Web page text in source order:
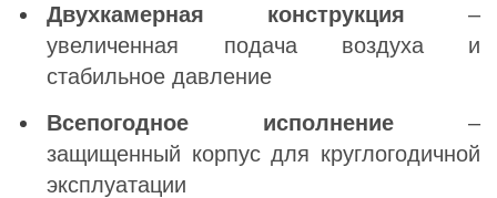
Двухкамерная конструкция –
увеличенная подача воздуха и
стабильное давление
Всепогодное исполнение –
защищенный корпус для круглогодичной
эксплуатации